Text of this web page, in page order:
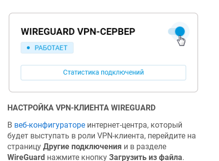
НАСТРОЙКА VPN-КЛИЕНТА WIREGUARD
В веб-конфигураторе интернет-центра, который
будет выступать в роли VPN-клиента, перейдите на
страницу Другие подключения и в разделе
WireGuard нажмите кнопку Загрузить из файла.